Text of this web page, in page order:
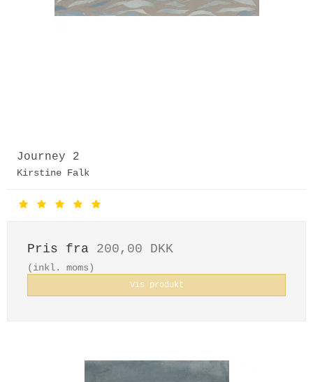
Journey 2
Kirstine Falk
Pris fra 200,00 DKK
(inkl. moms)
Vis produkt